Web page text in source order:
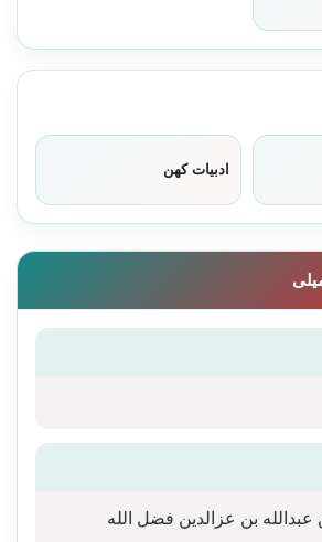
ادبیات کهن
بن عزالدین فضل الله